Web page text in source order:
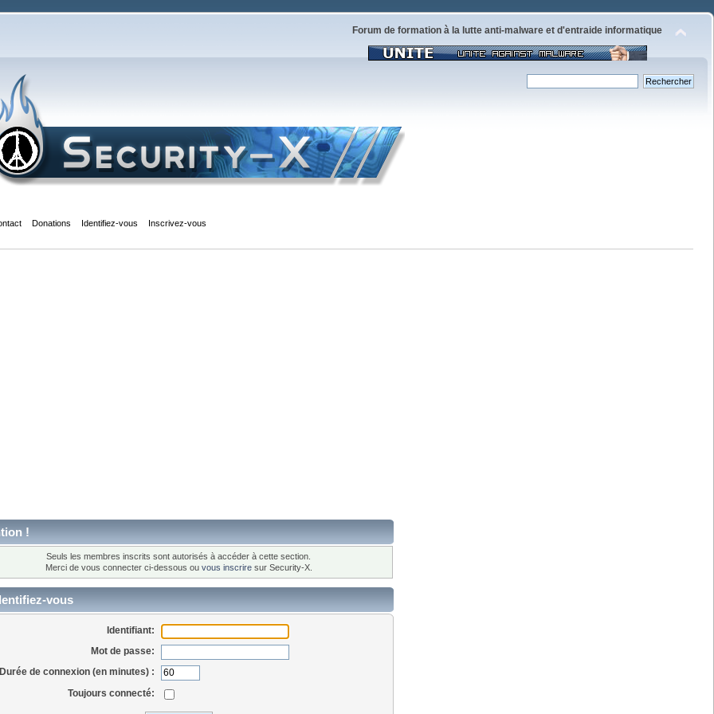
Forum de formation à la lutte anti-malware et d'entraide informatique
Donations Identifiez-vous Inscrivez-vous
!
Seuls les membres inscrits sont autorisés à accéder à cette section.
Merci de vous connecter ci-dessous ou vous inscriresur Security-X.
vous
Identifiant:
Mot de passe:
Durée de connexion (en minutes) :
Toujours connecté: